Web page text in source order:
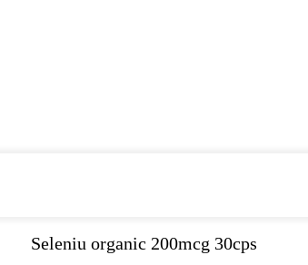
Seleniu organic 200mcg 30cps